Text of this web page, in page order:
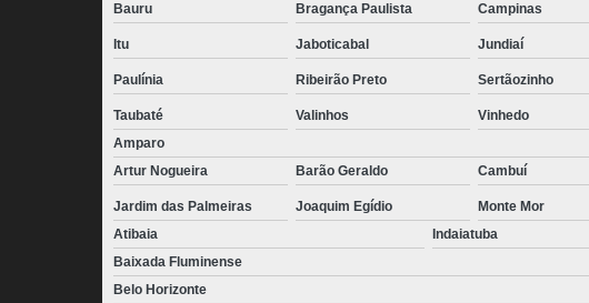
Bauru Bragança Paulista Campinas
Itu Jaboticabal Jundiaí
Paulínia Ribeirão Preto Sertãozinho
Taubaté Valinhos Vinhedo
Amparo
Artur Nogueira
Barão Geraldo Cambuí
Jardim das Palmeiras Joaquim Egídio Monte Mor
Atibaia
Indaiatuba
Baixada Fluminense
Belo Horizonte